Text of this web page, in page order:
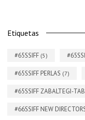
Etiquetas
#65SSIFF (5)
#65SSIFF PERLAS (7)
#65SSIFF ZABALTEGI-
#66SSIFF NEW